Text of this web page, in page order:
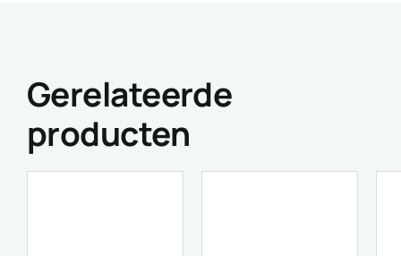
Gerelateerde
producten